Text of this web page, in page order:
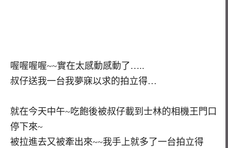
喔喔喔喔~~實在太感動感動了…..
叔仔送我一台我夢寐以求的拍立得…
就在今天中午~吃飽後被叔仔載到士林的相機王門口
停下來~
被拉進去又被牽出來~~我手上就多了一台拍立得